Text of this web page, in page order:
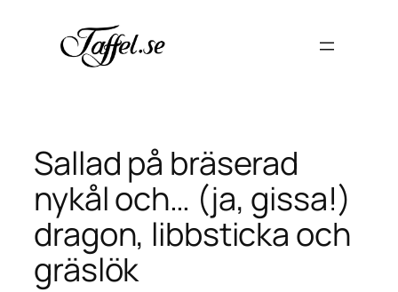
innehåll
Sallad på bräserad
nykål och… (ja, gissa!)
dragon, libbsticka och
gräslök